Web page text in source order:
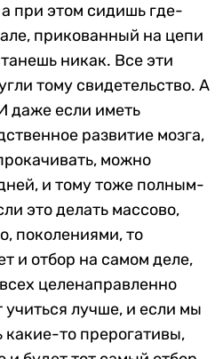
при этом сидишь где-
прикованный на цепи
никак. Все эти
тому свидетельство. А
даже если иметь
развитие мозга,
можно
и тому тоже полным-
это делать массово,
поколениями, то
и отбор на самом деле,
целенаправленно
учиться лучше, и если мы
какие-то прерогативы,